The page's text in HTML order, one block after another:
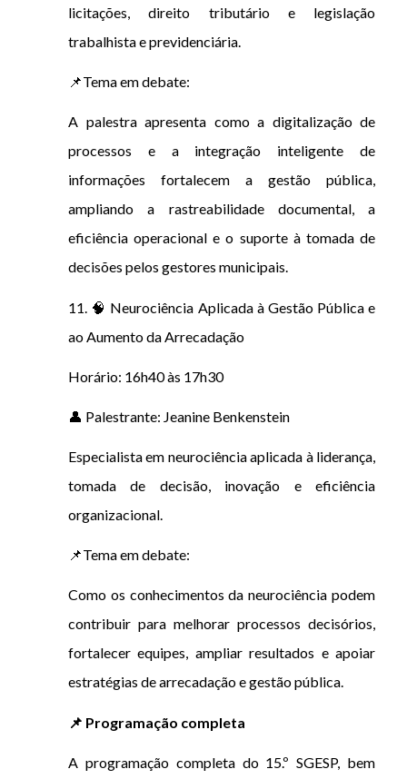
licitações, direito tributário e legislação
trabalhista e previdenciária.
📌Tema em debate:
A palestra apresenta como a digitalização de
processos e a integração inteligente de
informações fortalecem a gestão pública,
ampliando a rastreabilidade documental, a
eficiência operacional e o suporte à tomada de
decisões pelos gestores municipais.
11. 🧠 Neurociência Aplicada à Gestão Pública e
ao Aumento da Arrecadação
Horário: 16h40 às 17h30
👤 Palestrante: Jeanine Benkenstein
Especialista em neurociência aplicada à liderança,
tomada de decisão, inovação e eficiência
organizacional.
📌Tema em debate:
Como os conhecimentos da neurociência podem
contribuir para melhorar processos decisórios,
fortalecer equipes, ampliar resultados e apoiar
estratégias de arrecadação e gestão pública.
📌 Programação completa
A programação completa do 15.º SGESP, bem